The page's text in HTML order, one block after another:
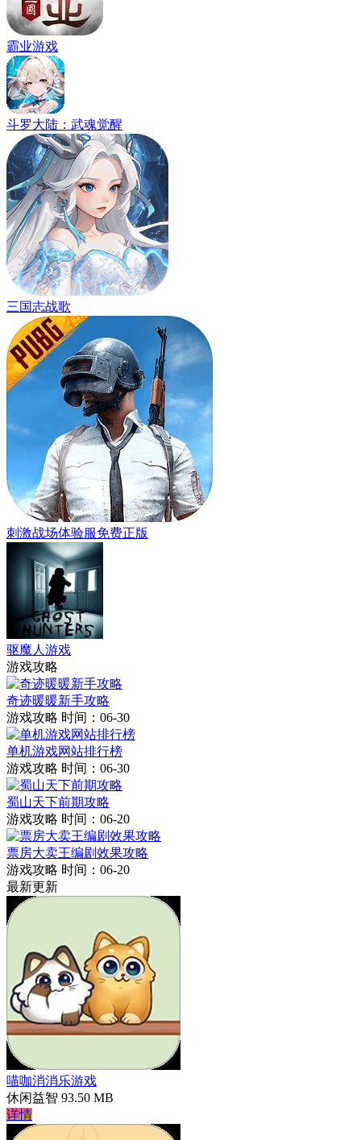
霸业游戏
斗罗大陆：武魂觉醒
三国志战歌
刺激战场体验服免费正版
驱魔人游戏
游戏攻略
奇迹暖暖新手攻略
游戏攻略 时间：06-30
单机游戏网站排行榜
游戏攻略 时间：06-30
蜀山天下前期攻略
游戏攻略 时间：06-20
票房大卖王编剧效果攻略
游戏攻略 时间：06-20
最新更新
喵咖消消乐游戏
休闲益智 93.50 MB
详情